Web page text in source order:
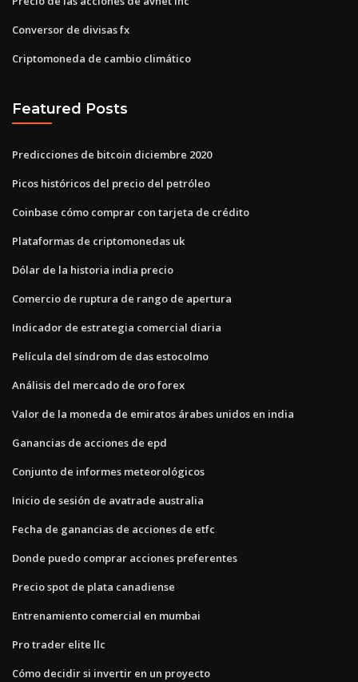
Conversor de divisas fx
Criptomoneda de cambio climático
Featured Posts
Predicciones de bitcoin diciembre 2020
Picos históricos del precio del petróleo
Coinbase cómo comprar con tarjeta de crédito
Plataformas de criptomonedas uk
Dólar de la historia india precio
Comercio de ruptura de rango de apertura
Indicador de estrategia comercial diaria
Película del síndrom de das estocolmo
Análisis del mercado de oro forex
Valor de la moneda de emiratos árabes unidos en india
Ganancias de acciones de epd
Conjunto de informes meteorológicos
Inicio de sesión de avatrade australia
Fecha de ganancias de acciones de etfc
Donde puedo comprar acciones preferentes
Precio spot de plata canadiense
Entrenamiento comercial en mumbai
Pro trader elite llc
Cómo decidir si invertir en un proyecto